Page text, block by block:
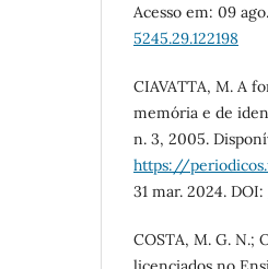
Acesso em: 09
5245.29.122198
CIAVATTA, M. A
memória e de
n. 3, 2005.
https://
31 mar. 2024. DOI:
COSTA, M. G. N.;